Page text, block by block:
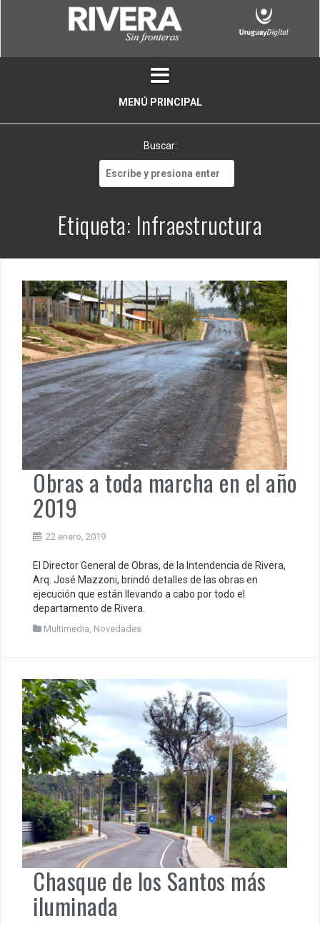
MENÚ PRINCIPAL
Buscar:
Etiqueta: Infraestructura
Obras a toda marcha en el año
2019
22 enero, 2019
El Director General de Obras, de la Intendencia de Rivera,
Arq. José Mazzoni, brindó detalles de las obras en
ejecución que están llevando a cabo por todo el
departamento de Rivera.
Multimedia Novedades
Chasque de los Santos más
iluminada